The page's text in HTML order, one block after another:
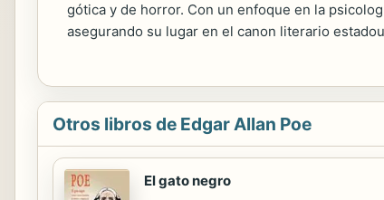
gótica y de horror. Con un enfoque en la
asegurando su lugar en el canon literario
Otros libros de Edgar Allan Poe
El gato negro